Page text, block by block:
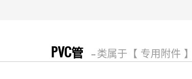
PVC管 -- 类属于【 专用附件 】